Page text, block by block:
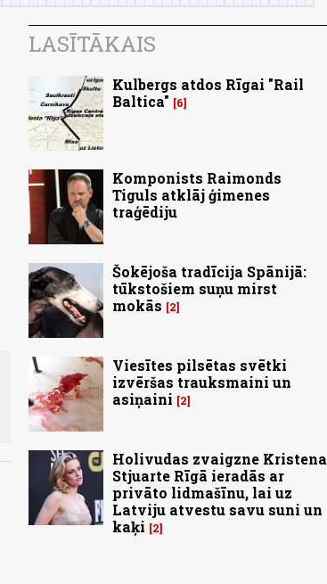
LASĪTĀKAIS
Kulbergs atdos Rīgai "Rail
Baltica"
6
Komponists Raimonds
Tiguls atklāj ģimenes
traģēdiju
Šokējoša tradīcija Spānijā:
tūkstošiem suņu mirst
mokās
2
Viesītes pilsētas svētki
izvēršas trauksmaini un
asiņaini
2
Holivudas zvaigzne Kristena
Stjuarte Rīgā ieradās ar
privāto lidmašīnu, lai uz
Latviju atvestu savu suni un
kaķi
2